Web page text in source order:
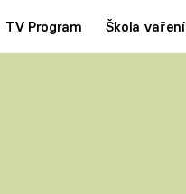
TV Program Škola vaření